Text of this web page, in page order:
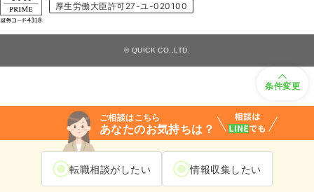
条件変更
ご相談はこちら
あなたのお気持ちは？
転職相談がしたい 情報収集したい
厚生労働大臣許可27-ユ-020100
© QUICK CO.,LTD.